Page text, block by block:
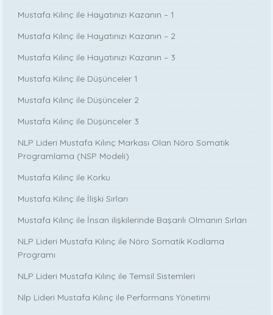
Mustafa Kılınç ile Hayatınızı Kazanın – 1
Mustafa Kılınç ile Hayatınızı Kazanın – 2
Mustafa Kılınç ile Hayatınızı Kazanın – 3
Mustafa Kılınç ile Düşünceler 1
Mustafa Kılınç ile Düşünceler 2
Mustafa Kılınç ile Düşünceler 3
NLP Lideri Mustafa Kılınç Markası Olan Nöro Somatik
Programlama (NSP Modeli)
Mustafa Kılınç ile Korku
Mustafa Kılınç ile İlişki Sırları
Mustafa Kılınç ile İnsan ilişkilerinde Başarılı Olmanın Sırları
NLP Lideri Mustafa Kılınç ile Nöro Somatik Kodlama
Programı
NLP Lideri Mustafa Kılınç ile Temsil Sistemleri
Nlp Lideri Mustafa Kılınç ile Performans Yönetimi